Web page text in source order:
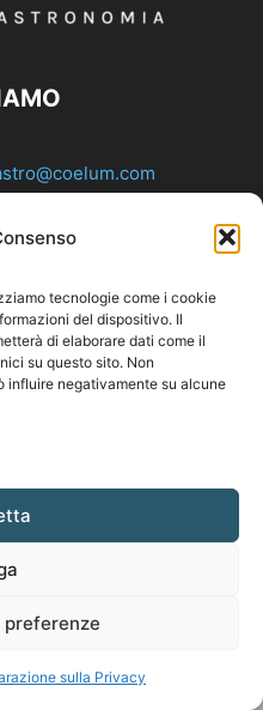
tecnologie come i cookie
del dispositivo. Il
di elaborare dati come il
su questo sito. Non
influire negativamente su alcune
sulla Privacy